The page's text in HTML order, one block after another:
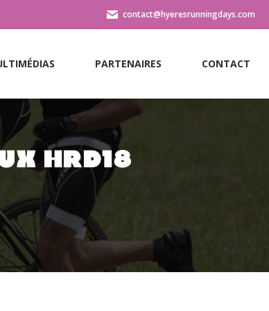
contact@hyeresrunningdays.com
PARTENAIRES CONTACT
HRD18
PARTENAIRES CONTACT